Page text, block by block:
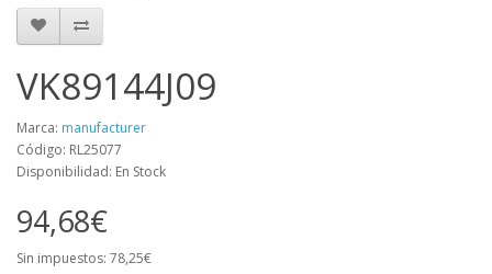
VK89144J09
Marca: manufacturer
Código: RL25077
Disponibilidad: En Stock
94,68€
Sin impuestos: 78,25€